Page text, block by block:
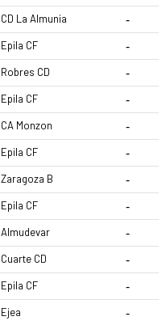
CD La Almunia -
Epila CF -
Robres CD -
Epila CF -
CA Monzon -
Epila CF -
Zaragoza B -
Epila CF -
Almudevar -
Cuarte CD -
Epila CF -
Ejea -